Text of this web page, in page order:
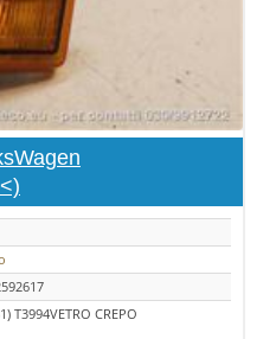
T3994VETRO CREPO